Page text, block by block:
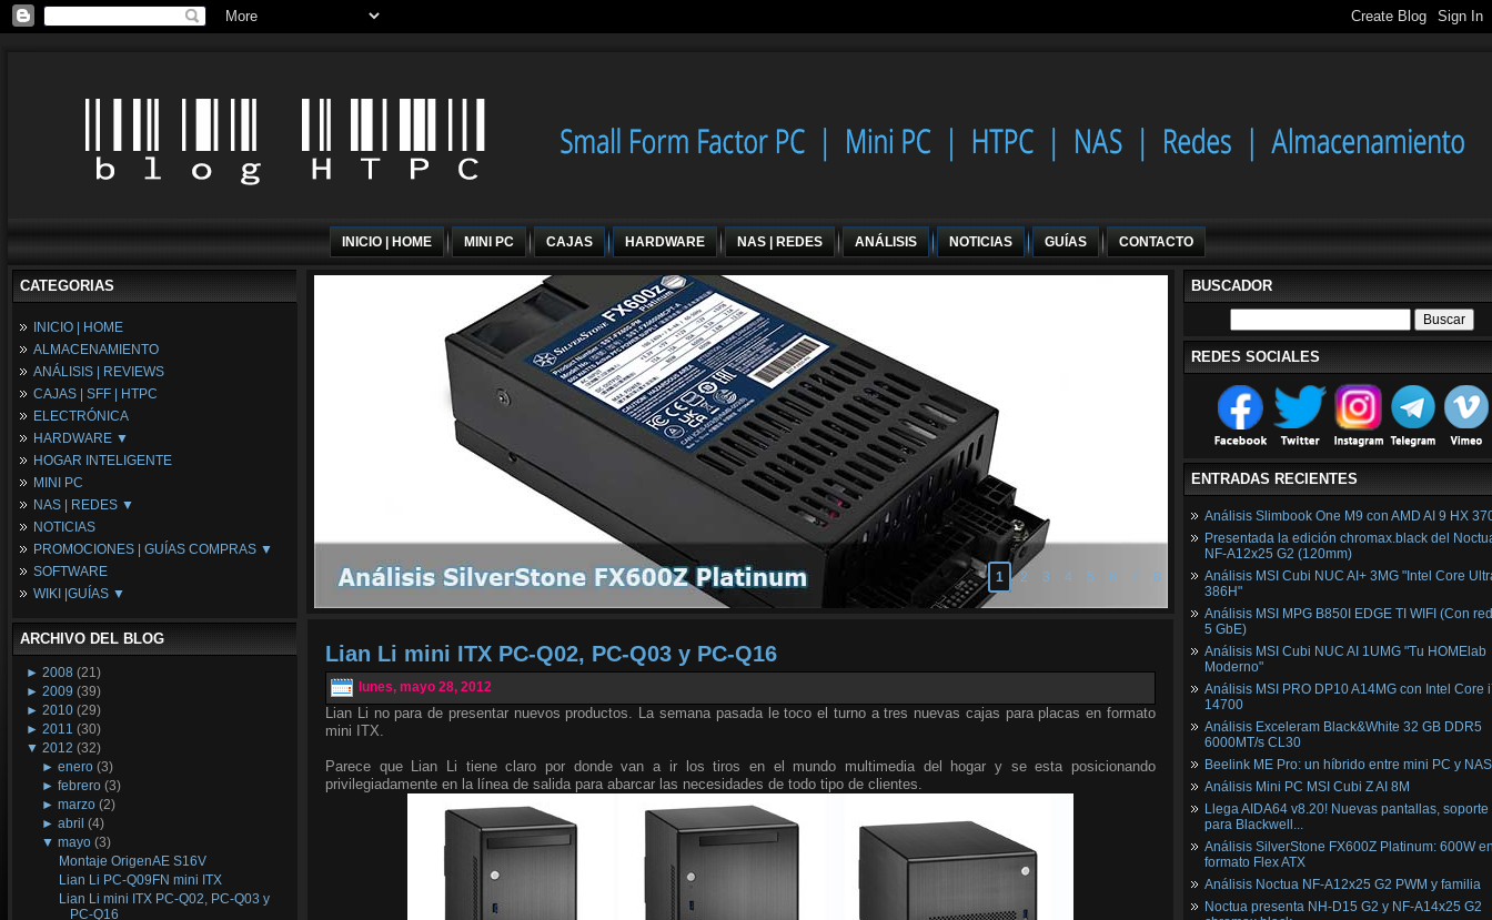
INICIO | HOME MINI PC CAJAS HARDWARE NAS | REDES ANÁLISIS NOTICIAS GUÍAS CONTACTO
CATEGORIAS
INICIO | HOME
ALMACENAMIENTO
ANÁLISIS | REVIEWS
CAJAS | SFF | HTPC
ELECTRÓNICA
HARDWARE ▼
Fuentes de Alimentación
Memória RAM
Placas Base
Procesadores
Periféricos
Refrigeración
Tarjetas Gráficas
HOGAR INTELIGENTE
MINI PC
NAS | REDES ▼
NAS
Espacio Synology
Redes
NOTICIAS
PROMOCIONES | GUÍAS COMPRAS ▼
Configuraciones Ordenadores
Guías de Compras
SOFTWARE
WIKI |GUÍAS ▼
Wikipedia
ARCHIVO DEL BLOG
► 2008 (21)
► 2009 (39)
► 2010 (29)
► 2011 (30)
▼ 2012 (32)
►enero (3)
►febrero (3)
►marzo (2)
►abril (4)
▼mayo (3)
Montaje OrigenAE S16V
Lian Li PC-Q09FN mini ITX
Lian Li mini ITX PC-Q02, PC-Q03 y
PC-Q16
1 2 3 4 5 6 7 8
Lian Li mini ITX PC-Q02, PC-Q03 y PC-Q16
lunes, mayo 28, 2012
Lian Li no para de presentar nuevos productos. La semana pasada le toco el turno a tres nuevas cajas para placas en formato
mini ITX.
Parece que Lian Li tiene claro por donde van a ir los tiros en el mundo multimedia del hogar y se esta posicionando
privilegiadamente en la línea de salida para abarcar las necesidades de todo tipo de clientes.
BUSCADOR
REDES SOCIALES
ENTRADAS RECIENTES
Análisis Slimbook One M9 con AMD AI 9 HX
Presentada la edición chromax.black del
NF‑A12x25 G2 (120mm)
Análisis MSI Cubi NUC AI+ 3MG "Intel Core
386H"
Análisis MSI MPG B850I EDGE TI WIFI (Con
5 GbE)
Análisis MSI Cubi NUC AI 1UMG "Tu HOMElab
Moderno"
Análisis MSI PRO DP10 A14MG con Intel Core
14700
Análisis Exceleram Black&White 32 GB DDR5
6000MT/s CL30
Beelink ME Pro: un híbrido entre mini PC y NAS
Análisis Mini PC MSI Cubi Z AI 8M
Llega AIDA64 v8.20! Nuevas pantallas, soporte
para Blackwell...
Análisis SilverStone FX600Z Platinum: 600W
formato Flex ATX
Análisis Noctua NF-A12x25 G2 PWM y familia
Noctua presenta NH-D15 G2 y NF-A14x25 G2